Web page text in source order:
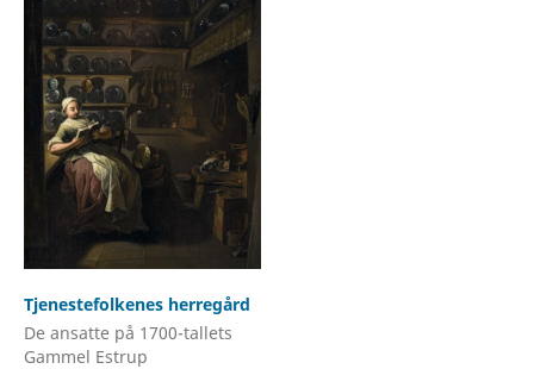
Tjenestefolkenes herregård
De ansatte på 1700-tallets
Gammel Estrup